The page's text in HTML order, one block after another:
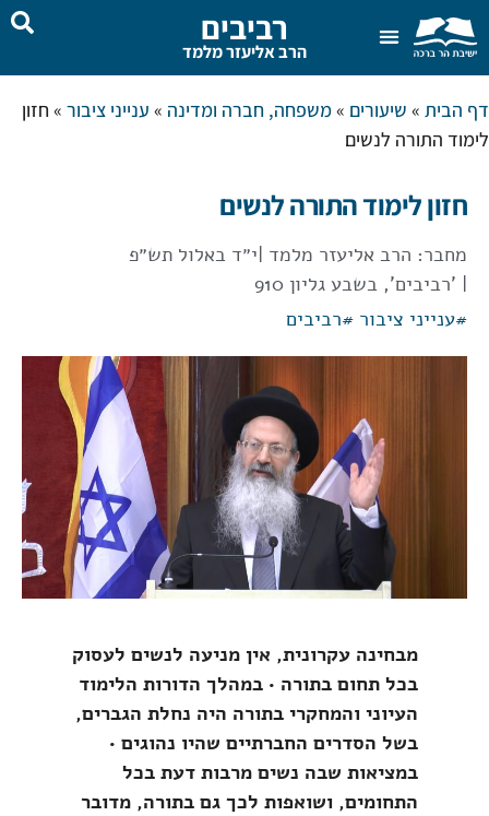
רביבים
הרב אליעזר מלמד
דף הבית » שיעורים »משפחה, חברה ומדינה » ענייני ציבור » חזון
לימוד התורה לנשים
חזון לימוד התורה לנשים
מחבר: הרב אליעזר מלמד |י״ד באלול תש״פ
| 'רביבים', בשבע גליון 910
#ענייני ציבור #רביבים
מבחינה עקרונית, אין מניעה לנשים לעסוק
בכל תחום בתורה • במהלך הדורות הלימוד
העיוני והמחקרי בתורה היה נחלת הגברים,
בשל הסדרים החברתיים שהיו נהוגים •
במציאות שבה נשים מרבות דעת בכל
התחומים, ושואפות לכך גם בתורה, מדובר